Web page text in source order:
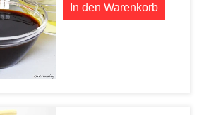
In den Warenkorb